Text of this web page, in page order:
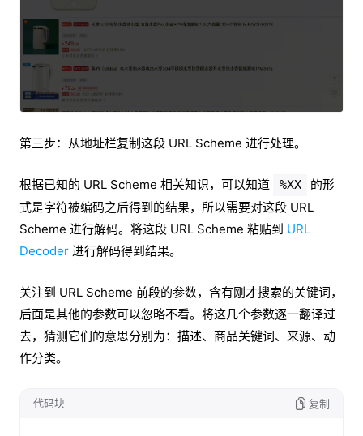
第三步：从地址栏复制这段 URL Scheme 进行处理。
根据已知的 URL Scheme 相关知识，可以知道 %XX
的形
式是字符被编码之后得到的结果，所以需要对这段 URL
Scheme 进行解码。将这段 URL Scheme 粘贴到 URL
Decoder 进行解码得到结果。
关注到 URL Scheme 前段的参数，含有刚才搜索的关键词，
后面是其他的参数可以忽略不看。将这几个参数逐一翻译过
去，猜测它们的意思分别为：描述、商品关键词、来源、动
作分类。
代码块 复制